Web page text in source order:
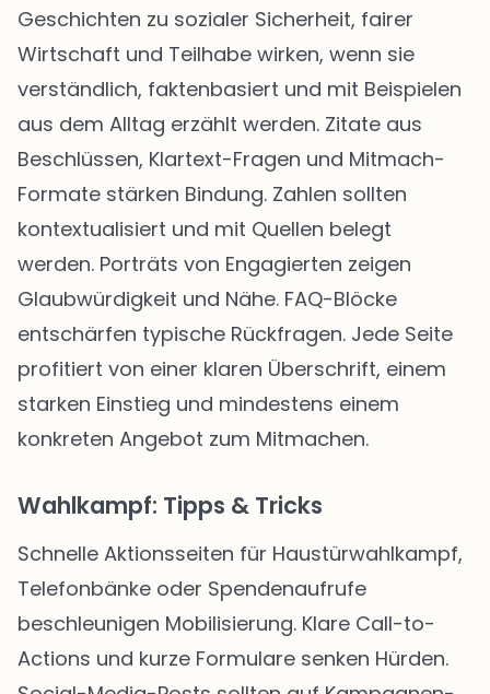
Geschichten zu sozialer Sicherheit, fairer
Wirtschaft und Teilhabe wirken, wenn sie
verständlich, faktenbasiert und mit Beispielen
aus dem Alltag erzählt werden. Zitate aus
Beschlüssen, Klartext-Fragen und Mitmach-
Formate stärken Bindung. Zahlen sollten
kontextualisiert und mit Quellen belegt
werden. Porträts von Engagierten zeigen
Glaubwürdigkeit und Nähe. FAQ-Blöcke
entschärfen typische Rückfragen. Jede Seite
profitiert von einer klaren Überschrift, einem
starken Einstieg und mindestens einem
konkreten Angebot zum Mitmachen.
Wahlkampf: Tipps & Tricks
Schnelle Aktionsseiten für Haustürwahlkampf,
Telefonbänke oder Spendenaufrufe
beschleunigen Mobilisierung. Klare Call-to-
Actions und kurze Formulare senken Hürden.